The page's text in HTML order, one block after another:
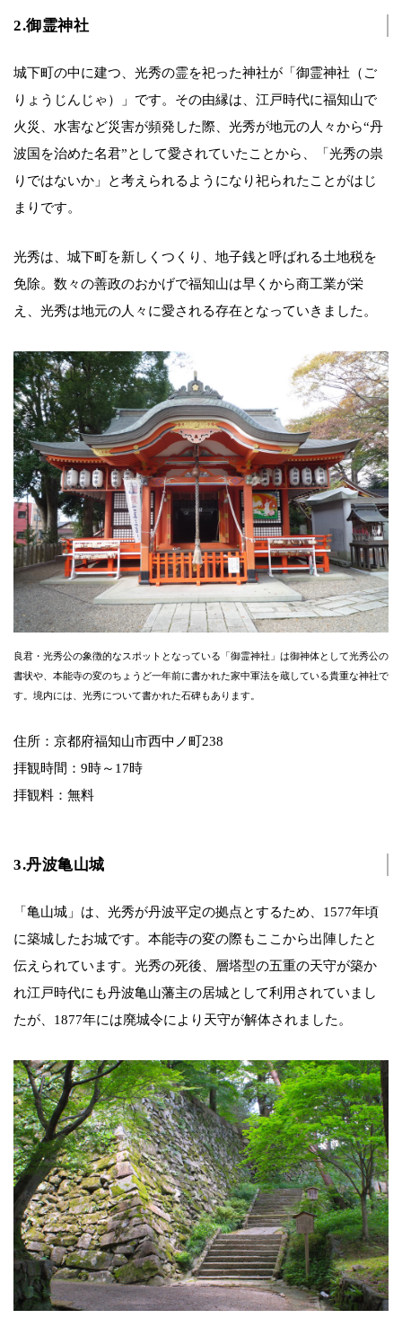
2.御霊神社
城下町の中に建つ、光秀の霊を祀った神社が「御霊神社（ご
りょうじんじゃ）」です。その由縁は、江戸時代に福知山で
火災、水害など災害が頻発した際、光秀が地元の人々から“丹
波国を治めた名君”として愛されていたことから、「光秀の祟
りではないか」と考えられるようになり祀られたことがはじ
まりです。
光秀は、城下町を新しくつくり、地子銭と呼ばれる土地税を
免除。数々の善政のおかげで福知山は早くから商工業が栄
え、光秀は地元の人々に愛される存在となっていきました。
良君・光秀公の象徴的なスポットとなっている「御霊神社」は御神体として光秀公の
書状や、本能寺の変のちょうど一年前に書かれた家中軍法を蔵している貴重な神社で
す。境内には、光秀について書かれた石碑もあります。
住所：京都府福知山市西中ノ町238
拝観時間：9時～17時
拝観料：無料
3.丹波亀山城
「亀山城」は、光秀が丹波平定の拠点とするため、1577年頃
に築城したお城です。本能寺の変の際もここから出陣したと
伝えられています。光秀の死後、層塔型の五重の天守が築か
れ江戸時代にも丹波亀山藩主の居城として利用されていまし
たが、1877年には廃城令により天守が解体されました。